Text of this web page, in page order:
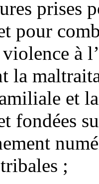
prises
pour
à
la
et
fondées
;